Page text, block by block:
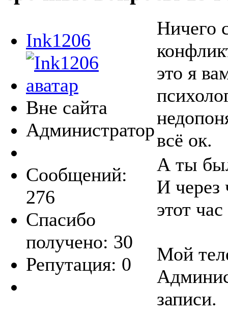
Ink1206
Вне сайта
Администратор
Сообщений:
276
Спасибо
получено: 30
Репутация: 0
Ничего
это я
всё ок.
А ты
И через
этот
Мой
записи.